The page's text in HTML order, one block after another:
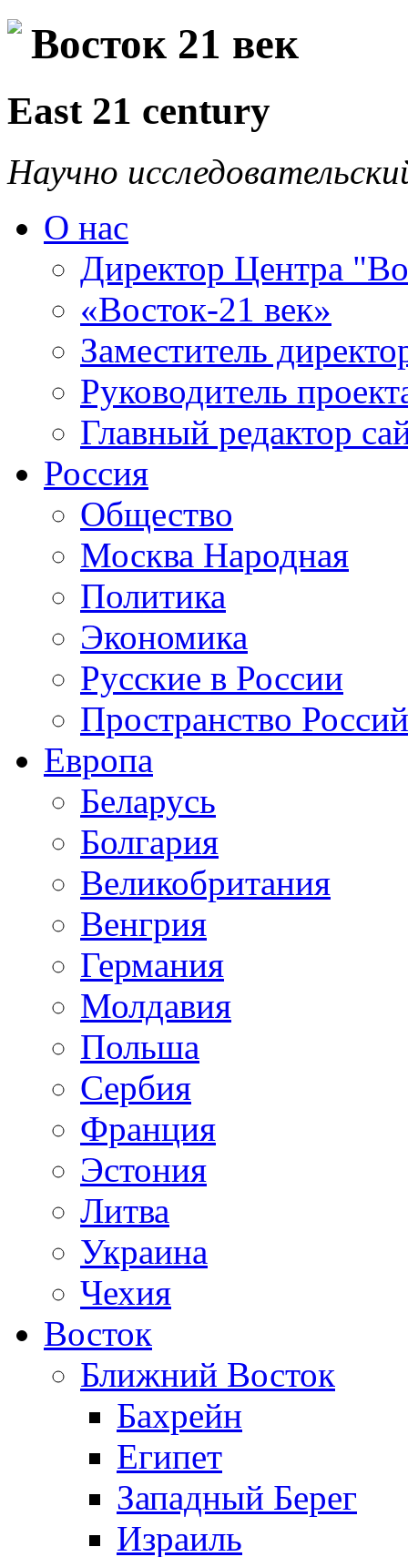
Восток 21 век
East 21 century
Научно
О нас
Директор Центра
«Восток-21 век»
Заместитель
Руководитель
Главный редактор
Россия
Общество
Москва Народная
Политика
Экономика
Русские в России
Пространство
Европа
Беларусь
Болгария
Великобритания
Венгрия
Германия
Молдавия
Польша
Сербия
Франция
Эстония
Литва
Украина
Чехия
Восток
Ближний Восток
Бахрейн
Египет
Западный Берег
Израиль